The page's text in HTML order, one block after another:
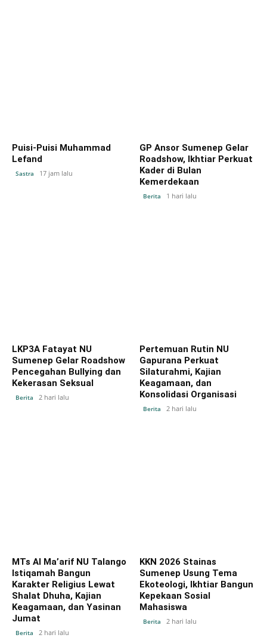
Puisi-Puisi Muhammad
Lefand
Sastra 17 jam lalu
GP Ansor Sumenep Gelar
Roadshow, Ikhtiar Perkuat
Kader di Bulan
Kemerdekaan
Berita 1 hari lalu
LKP3A Fatayat NU
Sumenep Gelar Roadshow
Pencegahan Bullying dan
Kekerasan Seksual
Berita 2 hari lalu
Pertemuan Rutin NU
Gapurana Perkuat
Silaturahmi, Kajian
Keagamaan, dan
Konsolidasi Organisasi
Berita 2 hari lalu
MTs Al Ma’arif NU Talango
Istiqamah Bangun
Karakter Religius Lewat
Shalat Dhuha, Kajian
Keagamaan, dan Yasinan
Jumat
Berita 2 hari lalu
KKN 2026 Stainas
Sumenep Usung Tema
Ekoteologi, Ikhtiar Bangun
Kepekaan Sosial
Mahasiswa
Berita 2 hari lalu